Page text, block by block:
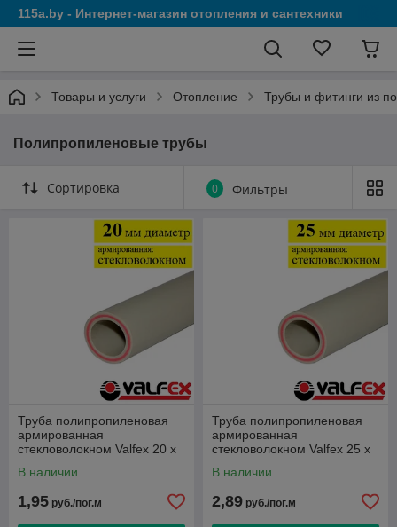
115a.by - Интернет-магазин отопления и сантехники
Товары и услуги Отопление Трубы и фитинги из
Полипропиленовые трубы
Сортировка 0 Фильтры
Труба полипропиленовая
армированная
стекловолокном Valfex 20 х
В наличии
1,95 руб./пог.м
Труба полипропиленовая
армированная
стекловолокном Valfex 25 х
В наличии
2,89 руб./пог.м